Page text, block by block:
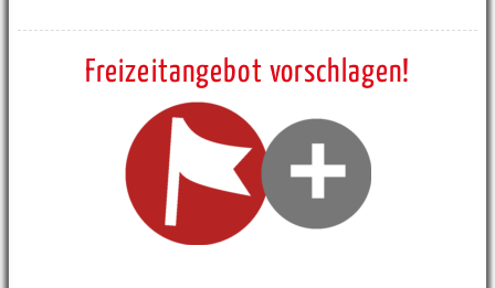
Freizeitangebot vorschlagen!